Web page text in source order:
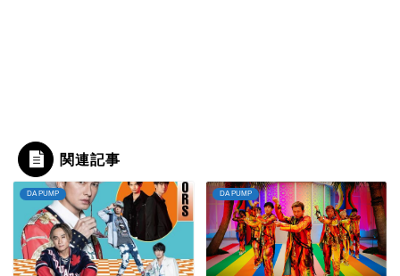
関連記事
DA PUMP DA PUMP